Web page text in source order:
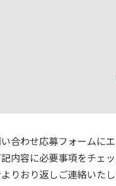
合わせ応募フォームに
内容に必要事項をチェ
りおり返しご連絡いたし